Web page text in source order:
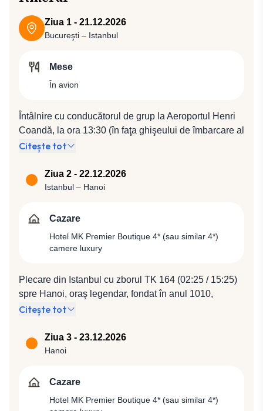
Ziua 1 - 21.12.2026
Bucureşti – Istanbul
Mese
În avion
Întâlnire cu conducătorul de grup la Aeroportul Henri
Coandă, la ora 13:30 (în faţa ghişeului de îmbarcare al
companiei Turkish Airlines). Plecare spre Istanbul cu
18:05).
Citește tot
Ziua 2 - 22.12.2026
Istanbul – Hanoi
Cazare
Hotel MK Premier Boutique 4* (sau similar 4*)
camere luxury
Plecare din Istanbul cu zborul TK 164 (02:25 / 15:25)
spre Hanoi, oraş legendar, fondat în anul 1010,
chintesenţă a civilizaţiei orezului din delta râului
Boutique 4* (sau similar 4*) camere luxury.
Citește tot
Ziua 3 - 23.12.2026
Hanoi
Cazare
Hotel MK Premier Boutique 4* (sau similar 4*)